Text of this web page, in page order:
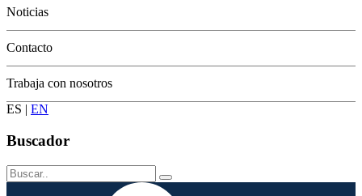
Noticias
Contacto
Trabaja con nosotros
ES | EN
Buscador